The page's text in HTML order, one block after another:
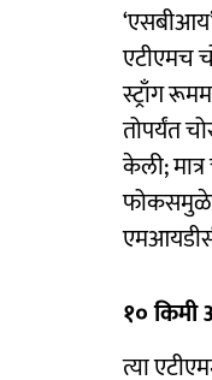
एटीएमच
स्ट्राँग
तोपर्यंत
केली;
फोकसमुळे
१० किमी
त्या